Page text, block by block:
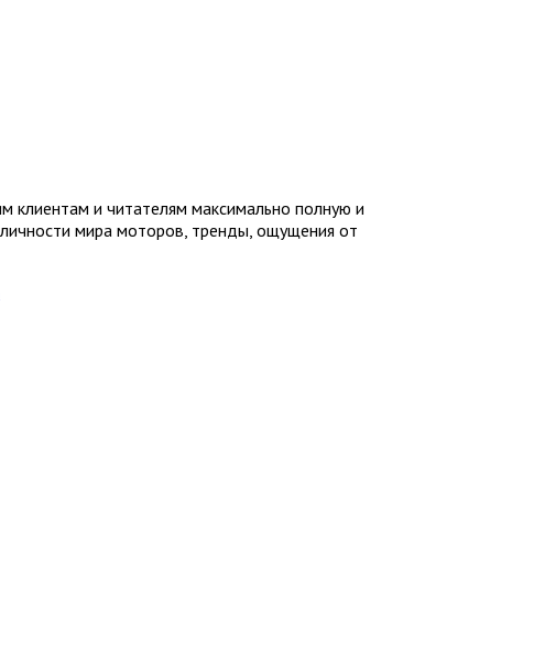
клиентам и читателям максимально полную и
мира моторов, тренды, ощущения от